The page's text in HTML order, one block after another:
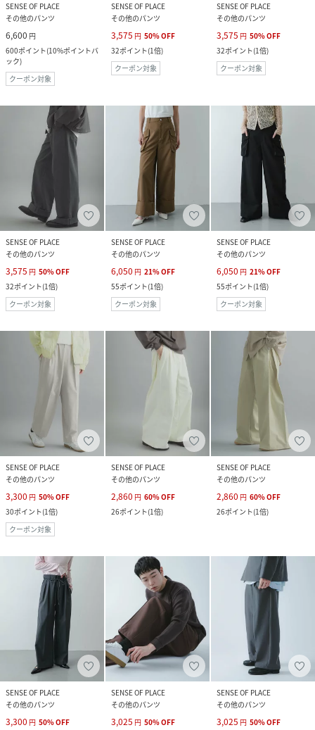
SENSE OF PLACE
その他のパンツ
6,600 円
600ポイント(10%ポイントバ
ック)
クーポン対象
SENSE OF PLACE
その他のパンツ
3,575 円 50%OFF
32ポイント(1倍)
クーポン対象
SENSE OF PLACE
その他のパンツ
3,575 円 50%OFF
32ポイント(1倍)
クーポン対象
SENSE OF PLACE
その他のパンツ
3,575 円 50%OFF
32ポイント(1倍)
クーポン対象
SENSE OF PLACE
その他のパンツ
6,050 円 21%OFF
55ポイント(1倍)
クーポン対象
SENSE OF PLACE
その他のパンツ
6,050 円 21%OFF
55ポイント(1倍)
クーポン対象
SENSE OF PLACE
その他のパンツ
3,300 円 50%OFF
30ポイント(1倍)
クーポン対象
SENSE OF PLACE
その他のパンツ
2,860 円 60%OFF
26ポイント(1倍)
SENSE OF PLACE
その他のパンツ
2,860 円 60%OFF
26ポイント(1倍)
SENSE OF PLACE
その他のパンツ
3,300 円 50%OFF
SENSE OF PLACE
その他のパンツ
3,025 円 50%OFF
SENSE OF PLACE
その他のパンツ
3,025 円 50%OFF